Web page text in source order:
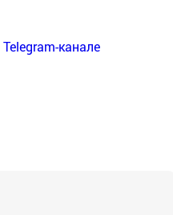
Telegram-канале